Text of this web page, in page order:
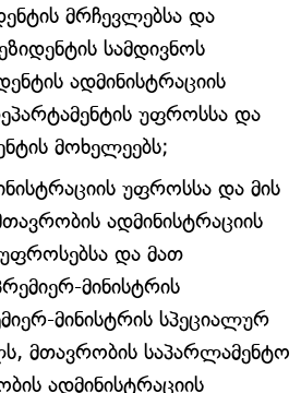
მრჩევლებსა და
სამდივნოს
ადმინისტრაციის
უფროსსა და
მოხელეებს;
უფროსსა და მის
ადმინისტრაციის
და მათ
მინისტრის
მინისტრის სპეციალურ
მთავრობის საპარლამენტო
ადმინისტრაციის